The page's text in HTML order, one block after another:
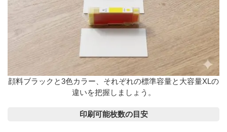
顔料ブラックと3色カラー、それぞれの標準容量と大容量XLの
違いを把握しましょう。
印刷可能枚数の目安